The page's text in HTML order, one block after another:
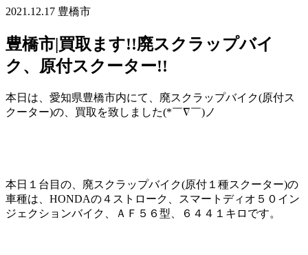
2021.12.17 豊橋市
豊橋市|買取ます!!廃スクラップバイ
ク、原付スクーター!!
本日は、愛知県豊橋市内にて、廃スクラップバイク(原付ス
クーター)の、買取を致しました(*￣∇￣)ノ
本日１台目の、廃スクラップバイク(原付１種スクーター)の
車種は、HONDAの４ストローク、スマートディオ５０イン
ジェクションバイク、ＡＦ５６型、６４４１キロです。